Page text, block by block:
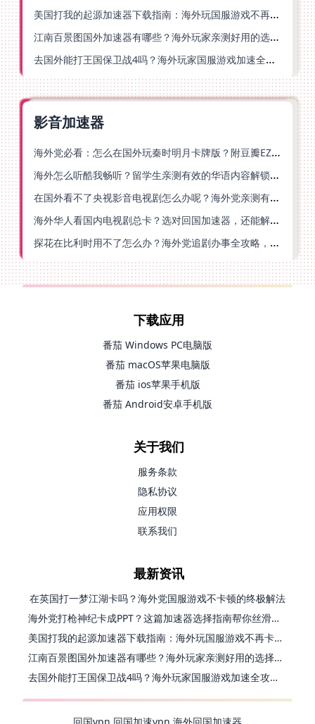
美国打我的起源加速器下载指南：海外玩国服游戏不再卡的终极方案
江南百景图国外加速器有哪些？海外玩家亲测好用的选择与避坑指南
去国外能打王国保卫战4吗？海外玩家国服游戏加速全攻略（附公主连结幻想江湖实测）
影音加速器
海外党必看：怎么在国外玩秦时明月卡牌版？附豆瓣EZCast地区限制破解法
海外怎么听酷我畅听？留学生亲测有效的华语内容解锁指南
在国外看不了央视影音电视剧怎么办呢？海外党亲测有效的回国加速方案
海外华人看国内电视剧总卡？选对回国加速器，还能解决菲律宾打不开反诈中心的问题
探花在比利时用不了怎么办？海外党追剧办事全攻略，选对加速器就够了
下载应用
番茄 Windows PC电脑版
番茄 macOS苹果电脑版
番茄 ios苹果手机版
番茄 Android安卓手机版
关于我们
服务条款
隐私协议
应用权限
联系我们
最新资讯
在英国打一梦江湖卡吗？海外党国服游戏不卡顿的终极解法
海外党打枪神纪卡成PPT？这篇加速器选择指南帮你丝滑上分
美国打我的起源加速器下载指南：海外玩国服游戏不再卡的终极方案
江南百景图国外加速器有哪些？海外玩家亲测好用的选择与避坑指南
去国外能打王国保卫战4吗？海外玩家国服游戏加速全攻略（附公主连结幻想江湖实测）
回国vpn 回国加速vpn 海外回国加速器